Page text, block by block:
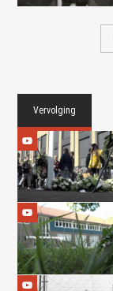
Vervolging